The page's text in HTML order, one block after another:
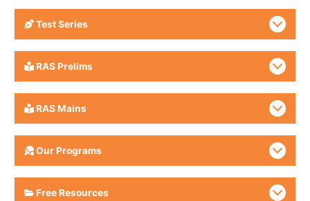
Test Series
RAS Prelims
RAS Mains
Our Programs
Free Resources